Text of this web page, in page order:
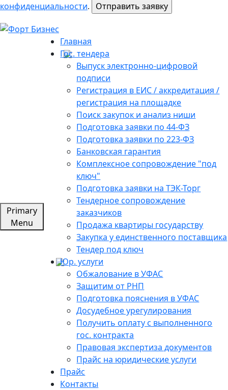
конфиденциальности.
Primary
Menu
Главная
Гос. тендера
Выпуск электронно-цифровой
подписи
Регистрация в ЕИС / аккредитация /
регистрация на площадке
Поиск закупок и анализ ниши
Подготовка заявки по 44-ФЗ
Подготовка заявки по 223-ФЗ
Банковская гарантия
Комплексное сопровождение "под
ключ"
Подготовка заявки на ТЭК-Торг
Тендерное сопровождение
заказчиков
Продажа квартиры государству
Закупка у единственного поставщика
Тендер под ключ
Юр. услуги
Обжалование в УФАС
Защитим от РНП
Подготовка пояснения в УФАС
Досудебное урегулирования
Получить оплату с выполненного
гос. контракта
Правовая экспертиза документов
Прайс на юридические услуги
Прайс
Контакты